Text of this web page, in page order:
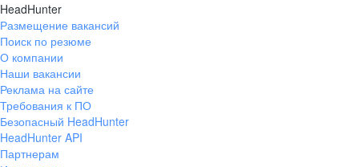
HeadHunter
Размещение вакансий
Поиск по резюме
О компании
Наши вакансии
Реклама на сайте
Требования к ПО
Безопасный HeadHunter
HeadHunter API
Партнерам